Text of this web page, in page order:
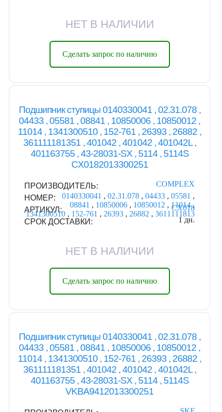
НЕТ В НАЛИЧИИ
Сделать запрос по наличию
Подшипник ступицы 0140330041 , 02.31.078 ,
04433 , 05581 , 08841 , 10850006 , 10850012 ,
11014 , 1341300510 , 152-761 , 26393 , 26882 ,
361111181351 , 401042 , 401042 , 401042L ,
401163755 , 43-28031-SX , 5114 , 5114S
CX0182013300251
ПРОИЗВОДИТЕЛЬ:
COMPLEX
НОМЕР:
0140330041 ,02.31.078 ,04433 ,05581 ,
08841 , 10850006 , 10850012 , 11014,
1341300510 , 152-761 , 26393 , 26882 ,3611111813
АРТИКУЛ:
CX018
СРОК ДОСТАВКИ:
1 дн.
НЕТ В НАЛИЧИИ
Сделать запрос по наличию
Подшипник ступицы 0140330041 , 02.31.078 ,
04433 , 05581 , 08841 , 10850006 , 10850012 ,
11014 , 1341300510 , 152-761 , 26393 , 26882 ,
361111181351 , 401042 , 401042 , 401042L ,
401163755 , 43-28031-SX , 5114 , 5114S
VKBA9412013300251